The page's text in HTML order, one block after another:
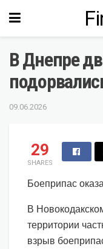
В Днепре
09.06.2026
29
SHARES
Боеприпас
В
территории
взрыв